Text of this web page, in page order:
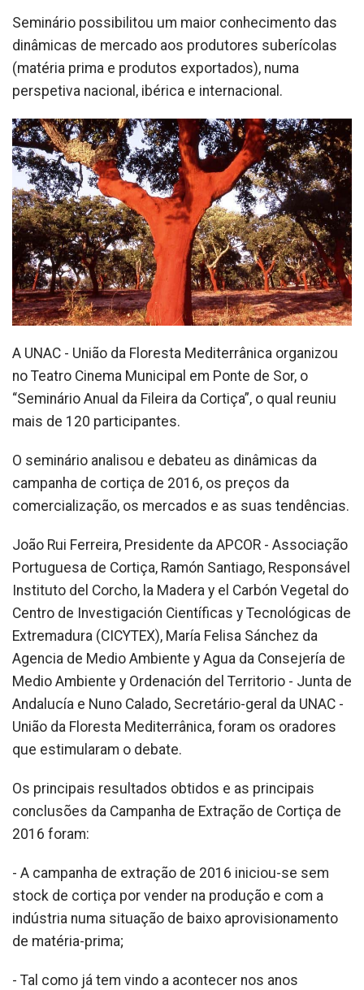
Seminário possibilitou um maior conhecimento das
dinâmicas de mercado aos produtores suberícolas
(matéria prima e produtos exportados), numa
perspetiva nacional, ibérica e internacional.
A UNAC - União da Floresta Mediterrânica organizou
no Teatro Cinema Municipal em Ponte de Sor, o
“Seminário Anual da Fileira da Cortiça”, o qual reuniu
mais de 120 participantes.
O seminário analisou e debateu as dinâmicas da
campanha de cortiça de 2016, os preços da
comercialização, os mercados e as suas tendências.
João Rui Ferreira, Presidente da APCOR - Associação
Portuguesa de Cortiça, Ramón Santiago, ‎Responsável
Instituto del Corcho, la Madera y el Carbón Vegetal do
Centro de Investigación Científicas y Tecnológicas de
Extremadura (CICYTEX), María Felisa Sánchez da
Agencia de Medio Ambiente y Agua da Consejería de
Medio Ambiente y Ordenación del Territorio - Junta de
Andalucía e Nuno Calado, Secretário-geral da UNAC -
União da Floresta Mediterrânica, foram os oradores
que estimularam o debate.
Os principais resultados obtidos e as principais
conclusões da Campanha de Extração de Cortiça de
2016 foram:
- A campanha de extração de 2016 iniciou-se sem
stock de cortiça por vender na produção e com a
indústria numa situação de baixo aprovisionamento
de matéria-prima;
- Tal como já tem vindo a acontecer nos anos